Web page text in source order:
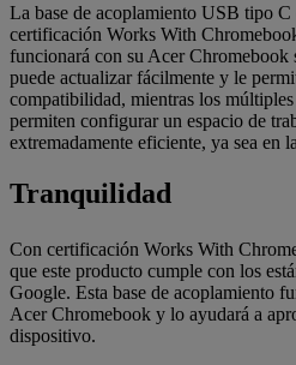
La base de acoplamiento USB tipo C
certificación Works With
funcionará con su Acer
puede actualizar fácilmente y le
compatibilidad, mientras los
permiten configurar un espacio de
extremadamente eficiente, ya sea en
Tranquilidad
Con certificación Works With
que este producto cumple con los
Google. Esta base de acoplamiento
Acer Chromebook y lo ayudará a
dispositivo.